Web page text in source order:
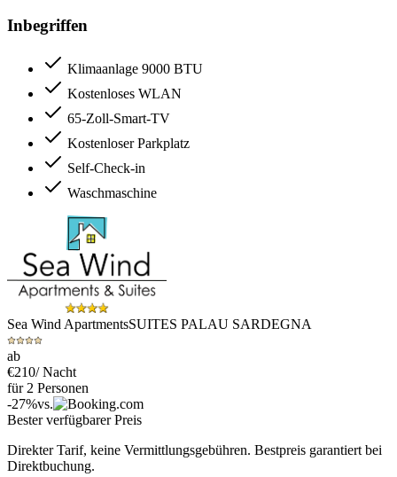
Inbegriffen
Klimaanlage 9000 BTU
Kostenloses WLAN
65-Zoll-Smart-TV
Kostenloser Parkplatz
Self-Check-in
Waschmaschine
Sea Wind ApartmentsSUITES PALAU SARDEGNA
ab
€210/ Nacht
für 2 Personen
-27%vs.
Bester verfügbarer Preis
Direkter Tarif, keine Vermittlungsgebühren. Bestpreis garantiert bei
Direktbuchung.